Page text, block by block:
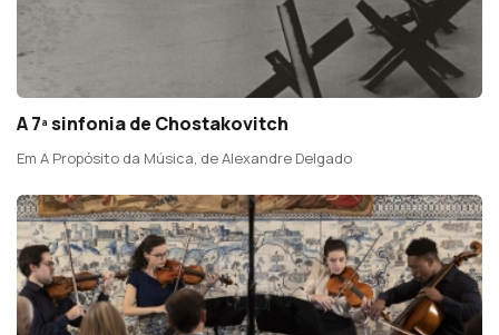
A 7ª sinfonia de Chostakovitch
Em A Propósito da Música, de Alexandre Delgado